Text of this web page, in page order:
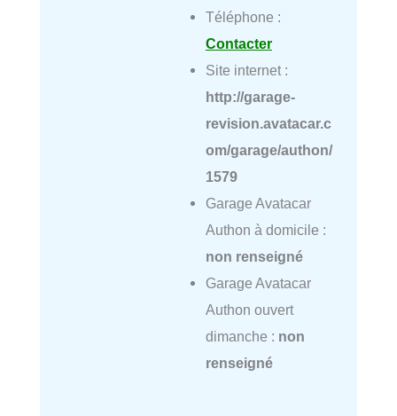
Téléphone :
Contacter
Site internet :
http://garage-
revision.avatacar.c
om/garage/authon/
1579
Garage Avatacar
Authon à domicile :
non renseigné
Garage Avatacar
Authon ouvert
dimanche : non
renseigné